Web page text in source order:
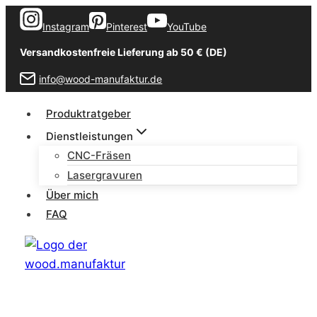
Zum
Inhalt
springen
Instagram Pinterest YouTube
Versandkostenfreie Lieferung ab 50 € (DE)
info@wood-manufaktur.de
Produktratgeber
Dienstleistungen
CNC-Fräsen
Lasergravuren
Über mich
FAQ